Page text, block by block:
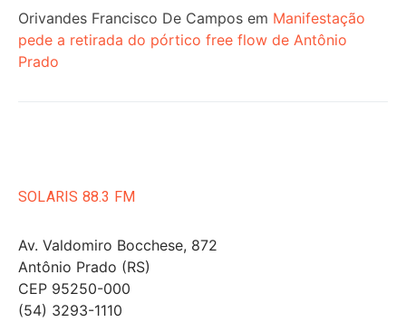
Orivandes Francisco De Campos em Manifestação
pede a retirada do pórtico free flow de Antônio
Prado
SOLARIS 88.3 FM
Av. Valdomiro Bocchese, 872
Antônio Prado (RS)
CEP 95250-000
(54) 3293-1110